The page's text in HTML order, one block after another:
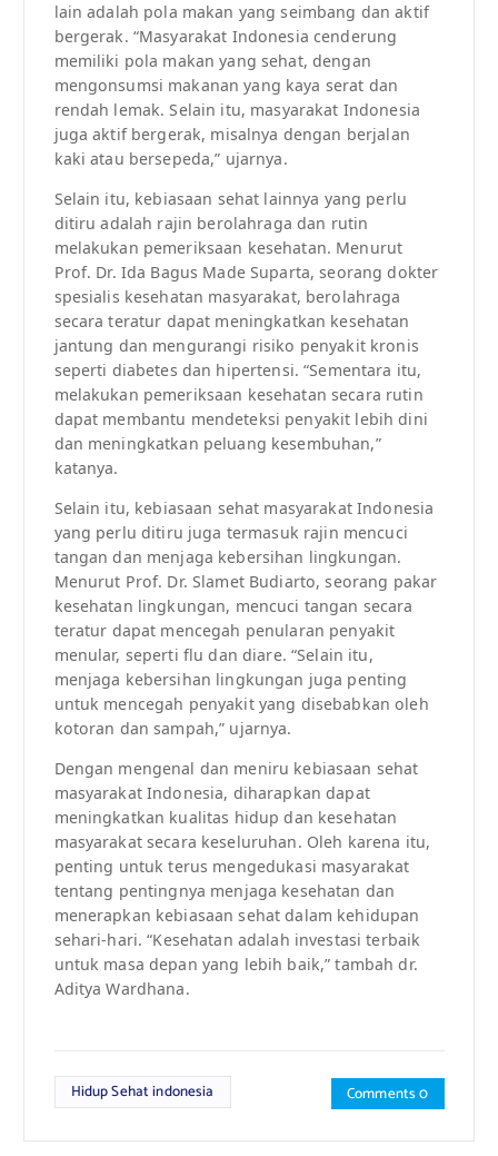
lain adalah pola makan yang seimbang dan aktif
bergerak. “Masyarakat Indonesia cenderung
memiliki pola makan yang sehat, dengan
mengonsumsi makanan yang kaya serat dan
rendah lemak. Selain itu, masyarakat Indonesia
juga aktif bergerak, misalnya dengan berjalan
kaki atau bersepeda,” ujarnya.
Selain itu, kebiasaan sehat lainnya yang perlu
ditiru adalah rajin berolahraga dan rutin
melakukan pemeriksaan kesehatan. Menurut
Prof. Dr. Ida Bagus Made Suparta, seorang dokter
spesialis kesehatan masyarakat, berolahraga
secara teratur dapat meningkatkan kesehatan
jantung dan mengurangi risiko penyakit kronis
seperti diabetes dan hipertensi. “Sementara itu,
melakukan pemeriksaan kesehatan secara rutin
dapat membantu mendeteksi penyakit lebih dini
dan meningkatkan peluang kesembuhan,”
katanya.
Selain itu, kebiasaan sehat masyarakat Indonesia
yang perlu ditiru juga termasuk rajin mencuci
tangan dan menjaga kebersihan lingkungan.
Menurut Prof. Dr. Slamet Budiarto, seorang pakar
kesehatan lingkungan, mencuci tangan secara
teratur dapat mencegah penularan penyakit
menular, seperti flu dan diare. “Selain itu,
menjaga kebersihan lingkungan juga penting
untuk mencegah penyakit yang disebabkan oleh
kotoran dan sampah,” ujarnya.
Dengan mengenal dan meniru kebiasaan sehat
masyarakat Indonesia, diharapkan dapat
meningkatkan kualitas hidup dan kesehatan
masyarakat secara keseluruhan. Oleh karena itu,
penting untuk terus mengedukasi masyarakat
tentang pentingnya menjaga kesehatan dan
menerapkan kebiasaan sehat dalam kehidupan
sehari-hari. “Kesehatan adalah investasi terbaik
untuk masa depan yang lebih baik,” tambah dr.
Aditya Wardhana.
Hidup Sehat indonesia Comments 0